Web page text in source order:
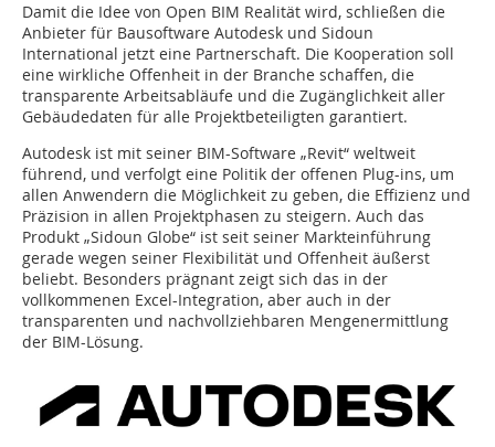
Damit die Idee von Open BIM Realität wird, schließen die
Anbieter für Bausoftware Autodesk und Sidoun
International jetzt eine Partnerschaft. Die Kooperation soll
eine wirkliche Offenheit in der Branche schaffen, die
transparente Arbeitsabläufe und die Zugänglichkeit aller
Gebäudedaten für alle Projektbeteiligten garantiert.
Autodesk ist mit seiner BIM-Software „Revit“ weltweit
führend, und verfolgt eine Politik der offenen Plug-ins, um
allen Anwendern die Möglichkeit zu geben, die Effizienz und
Präzision in allen Projektphasen zu steigern. Auch das
Produkt „Sidoun Globe“ ist seit seiner Markteinführung
gerade wegen seiner Flexibilität und Offenheit äußerst
beliebt. Besonders prägnant zeigt sich das in der
vollkommenen Excel-Integration, aber auch in der
transparenten und nachvollziehbaren Mengenermittlung
der BIM-Lösung.